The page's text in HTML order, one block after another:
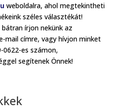
weboldalra, ahol megtekintheti
széles választékát!
bátran írjon nekünk az
mail címre, vagy hívjon minket
es számon,
segítenek Önnek!